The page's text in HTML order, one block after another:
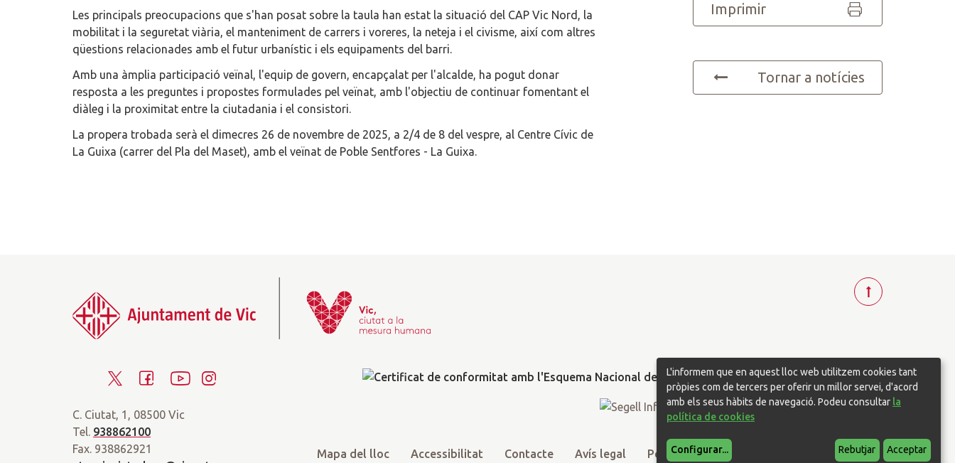
Les principals preocupacions que s'han posat sobre la taula han estat la situació del CAP Vic Nord, la
mobilitat i la seguretat viària, el manteniment de carrers i voreres, la neteja i el civisme, així com altres
qüestions relacionades amb el futur urbanístic i els equipaments del barri.
Amb una àmplia participació veïnal, l'equip de govern, encapçalat per l'alcalde, ha pogut donar
resposta a les preguntes i propostes formulades pel veïnat, amb l'objectiu de continuar fomentant el
diàleg i la proximitat entre la ciutadania i el consistori.
La propera trobada serà el dimecres 26 de novembre de 2025, a 2/4 de 8 del vespre, al Centre Cívic de
La Guixa (carrer del Pla del Maset), amb el veïnat de Poble Sentfores - La Guixa.
Imprimir
Tornar a notícies
i
t
c
Y
C. Ciutat, 1, 08500 Vic
Tel. 938862100
Fax. 938862921
Mapa del lloc Accessibilitat Contacte Avís legal Política de privacitat Política de cookies
T
a
r
a
a
l
L'informem que en aquest lloc web utilitzem cookies tant
pròpies com de tercers per oferir un millor servei, d'acord
amb els seus hàbits de navegació. Podeu consultar la
política de cookies
Configurar... Rebutjar Acceptar